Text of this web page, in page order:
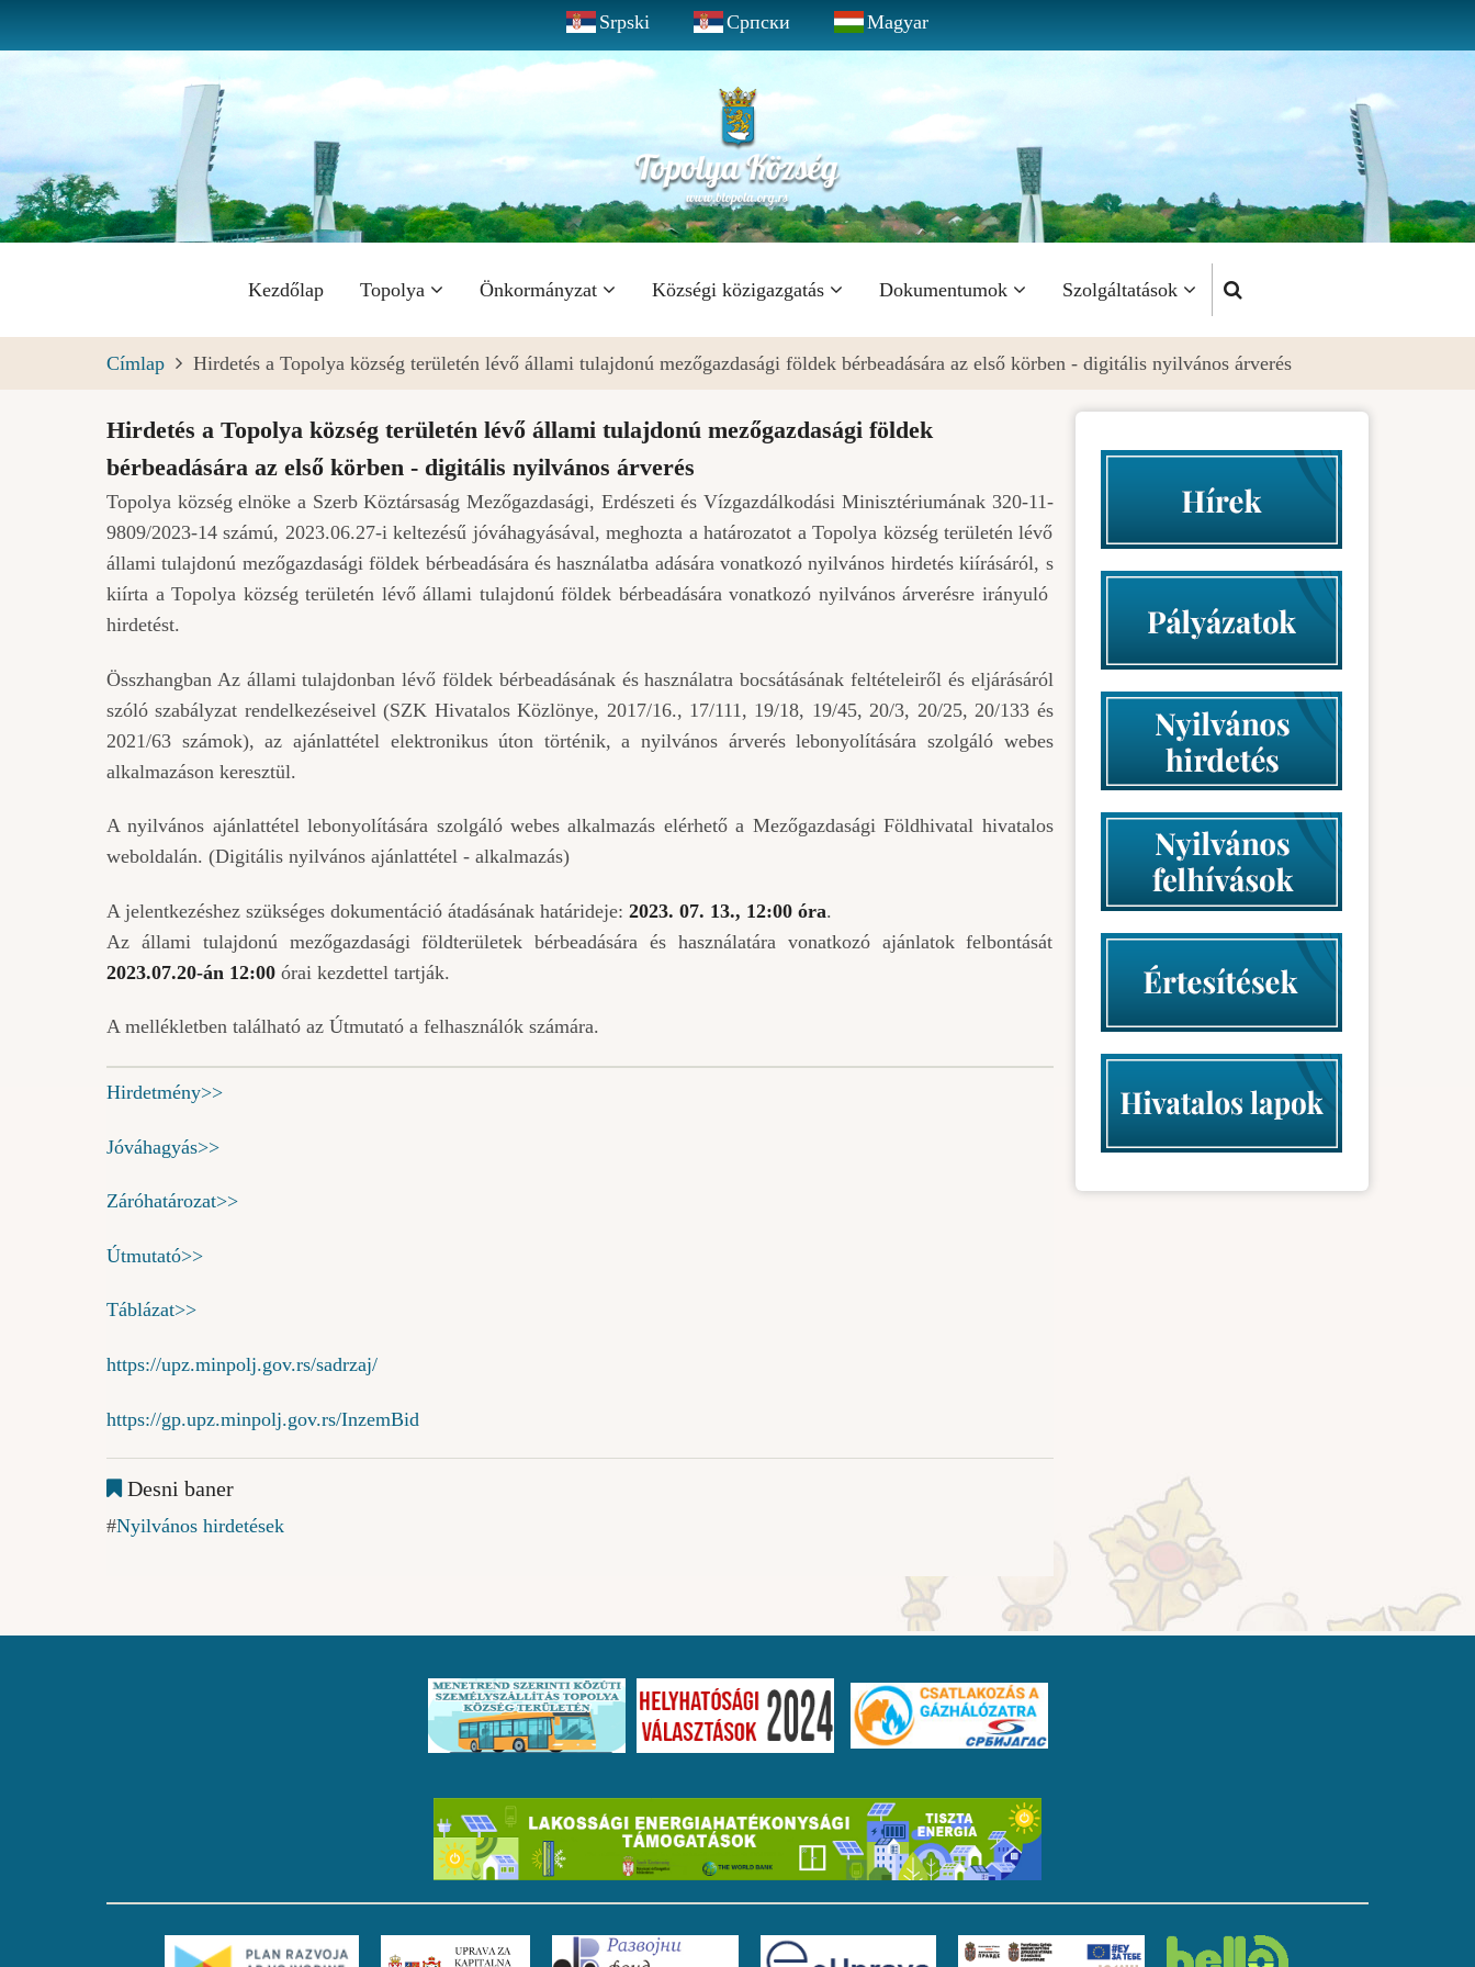
a
tartalomra
Srpski Српски Magyar
Fő
navigáció
Kezdőlap Topolya Önkormányzat Községi közigazgatás Dokumentumok Szolgáltatások
Címlap Hirdetés a Topolya község területén lévő állami tulajdonú mezőgazdasági földek bérbeadására az első körben - digitális nyilvános árverés
Hirdetés a Topolya község területén lévő állami tulajdonú mezőgazdasági földek
bérbeadására az első körben - digitális nyilvános árverés
Topolya község elnöke a Szerb Köztársaság Mezőgazdasági, Erdészeti és Vízgazdálkodási Minisztériumának 320-11-
9809/2023-14 számú, 2023.06.27-i keltezésű jóváhagyásával, meghozta a határozatot a Topolya község területén lévő
állami tulajdonú mezőgazdasági földek bérbeadására és használatba adására vonatkozó nyilvános hirdetés kiírásáról, s
kiírta a Topolya község területén lévő állami tulajdonú földek bérbeadására vonatkozó nyilvános árverésre irányuló
hirdetést.
Összhangban Az állami tulajdonban lévő földek bérbeadásának és használatra bocsátásának feltételeiről és eljárásáról
szóló szabályzat rendelkezéseivel (SZK Hivatalos Közlönye, 2017/16., 17/111, 19/18, 19/45, 20/3, 20/25, 20/133 és
2021/63 számok), az ajánlattétel elektronikus úton történik, a nyilvános árverés lebonyolítására szolgáló webes
alkalmazáson keresztül.
A nyilvános ajánlattétel lebonyolítására szolgáló webes alkalmazás elérhető a Mezőgazdasági Földhivatal hivatalos
weboldalán. (Digitális nyilvános ajánlattétel - alkalmazás)
A jelentkezéshez szükséges dokumentáció átadásának határideje: 2023. 07. 13., 12:00 óra.
Az állami tulajdonú mezőgazdasági földterületek bérbeadására és használatára vonatkozó ajánlatok felbontását
2023.07.20-án 12:00 órai kezdettel tartják.
A mellékletben található az Útmutató a felhasználók számára.
Hirdetmény>>
Jóváhagyás>>
Záróhatározat>>
Útmutató>>
Táblázat>>
https://upz.minpolj.gov.rs/sadrzaj/
https://gp.upz.minpolj.gov.rs/InzemBid
Desni baner
Nyilvános hirdetések